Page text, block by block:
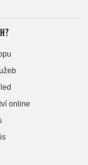
online